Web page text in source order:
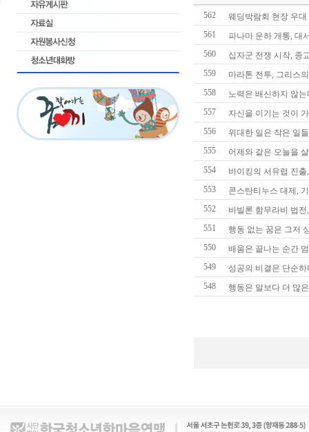
562
웨딩박람회 현장 우
561
파나마 운하 개통, 대
560
십자군 전쟁 시작, 종
559
마라톤 전투, 그리스
558
노력은 배신하지 않
557
자신을 이기는 것이
556
위대한 일은 작은 일
555
어제와 같은 오늘을
554
바이킹의 서유럽 진
553
콘스탄티누스 대제,
552
바빌론 함무라비 법
551
행동 없는 꿈은 그저
550
배움은 끝나는 순간
549
성공의 비결은 단순
548
행동은 말보다 더 많